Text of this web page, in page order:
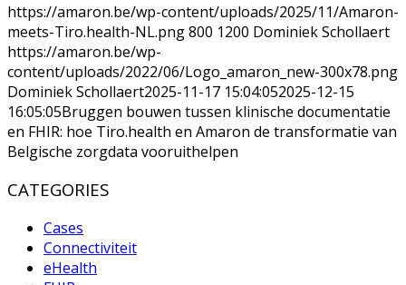
https://amaron.be/wp-content/uploads/2025/11/Amaron-
meets-Tiro.health-NL.png800 1200 Dominiek Schollaert
https://amaron.be/wp-
content/uploads/2022/06/Logo_amaron_new-300x78.png
Dominiek Schollaert2025-11-17 15:04:052025-12-15
16:05:05Bruggen bouwen tussen klinische documentatie
en FHIR: hoe Tiro.health en Amaron de transformatie van
Belgische zorgdata vooruithelpen
CATEGORIES
Cases
Connectiviteit
eHealth